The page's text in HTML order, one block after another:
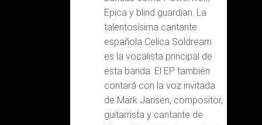
Epica y blind guardian. La
talentosísima cantante
española Celica Soldream
es la vocalista principal de
esta banda. El EP también
contará con la voz invitada
de Mark Jansen, compositor,
guitarrista y cantante de